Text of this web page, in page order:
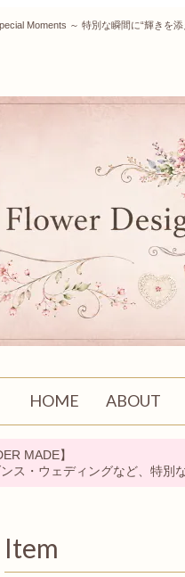
Moments ～ 特別な瞬間に“輝きを
HOME ABOUT
MADE】
ス・ウェディングなど、特別
Item